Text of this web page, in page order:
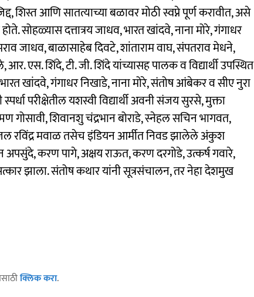
शिस्त आणि सातत्याच्या बळावर मोठी स्वप्ने पूर्ण करावीत, असे
सोहळ्यास दत्तात्रय जाधव, भारत खांदवे, नाना मोरे, गंगाधर
जाधव, बाळासाहेब दिवटे, शांताराम वाघ, संपतराव मेधने,
एस. शिंदे, टी. जी. शिंदे यांच्यासह पालक व विद्यार्थी उपस्थित
खांदवे, गंगाधर निखाडे, नाना मोरे, संतोष आंबेकर व सीए नुरा
परीक्षेतील यशस्वी विद्यार्थी अवनी संजय सुरसे, मुक्ता
गोसावी, शिवानशु चंद्रभान बोराडे, स्नेहल सचिन भागवत,
रविंद्र मवाळ तसेच इंडियन आर्मीत निवड झालेले अंकुश
करण पागे, अक्षय राऊत, करण दरगोडे, उत्कर्ष गवारे,
झाला. संतोष कथार यांनी सूत्रसंचालन, तर नेहा देशमुख
क्लिक करा.